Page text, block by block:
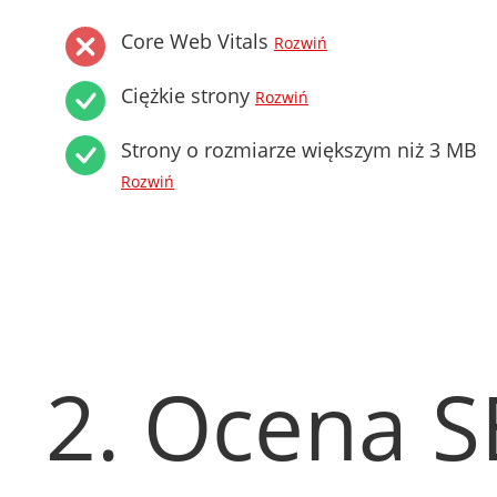
Core Web Vitals Rozwiń
Ciężkie strony Rozwiń
Strony o rozmiarze większym niż 3 MB
Rozwiń
2. Ocena